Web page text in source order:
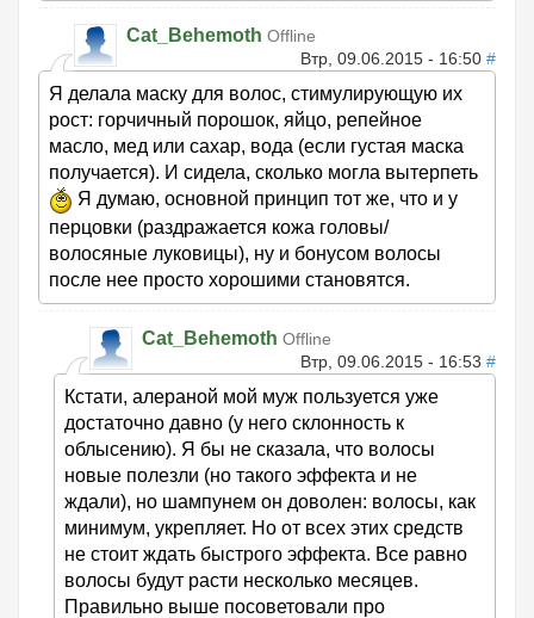
Cat_Behemoth Offline
Втр, 09.06.2015 - 16:50 #
Я делала маску для волос, стимулирующую их
рост: горчичный порошок, яйцо, репейное
масло, мед или сахар, вода (если густая маска
получается). И сидела, сколько могла вытерпеть
Я думаю, основной принцип тот же, что и у
перцовки (раздражается кожа головы/
волосяные луковицы), ну и бонусом волосы
после нее просто хорошими становятся.
Cat_Behemoth Offline
Втр, 09.06.2015 - 16:53 #
Кстати, алераной мой муж пользуется уже
достаточно давно (у него склонность к
облысению). Я бы не сказала, что волосы
новые полезли (но такого эффекта и не
ждали), но шампунем он доволен: волосы, как
минимум, укрепляет. Но от всех этих средств
не стоит ждать быстрого эффекта. Все равно
волосы будут расти несколько месяцев.
Правильно выше посоветовали про